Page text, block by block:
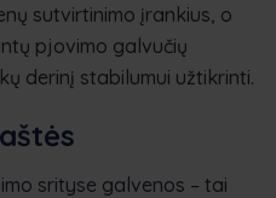
sutvirtinimo įrankius, o
pjovimo galvučių
derinį stabilumui užtikrinti.
srityse galvenos – tai